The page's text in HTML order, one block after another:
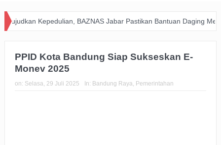
Jabar Pastikan Bantuan Daging Menjangkau Pelosok
PPID Kota Bandung Siap Sukseskan E-
Monev 2025
on: Selasa, 29 Juli 2025 In: Bandung Raya, Pemerintahan